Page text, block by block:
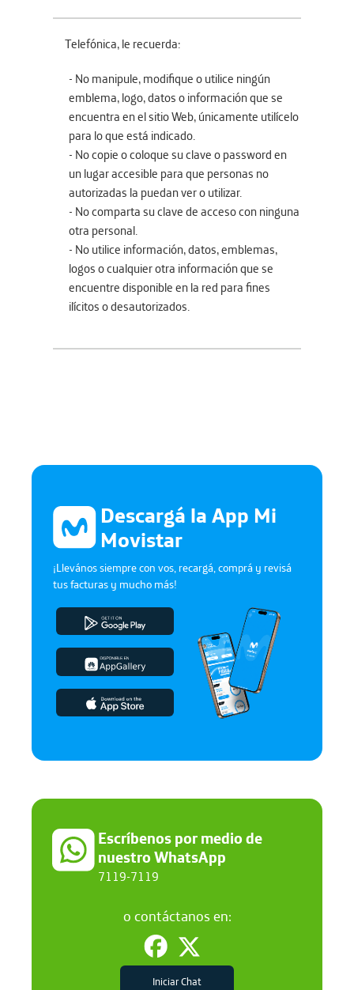
Telefónica, le recuerda:
- No manipule, modifique o utilice ningún
emblema, logo, datos o información que se
encuentra en el sitio Web, únicamente utilícelo
para lo que está indicado.
- No copie o coloque su clave o password en
un lugar accesible para que personas no
autorizadas la puedan ver o utilizar.
- No comparta su clave de acceso con ninguna
otra personal.
- No utilice información, datos, emblemas,
logos o cualquier otra información que se
encuentre disponible en la red para fines
ilícitos o desautorizados.
Descargá la App Mi
Movistar
¡Llevános siempre con vos, recargá, comprá y revisá
tus facturas y mucho más!
Escríbenos por medio de
nuestro WhatsApp
7119-7119
o contáctanos en:
Iniciar Chat